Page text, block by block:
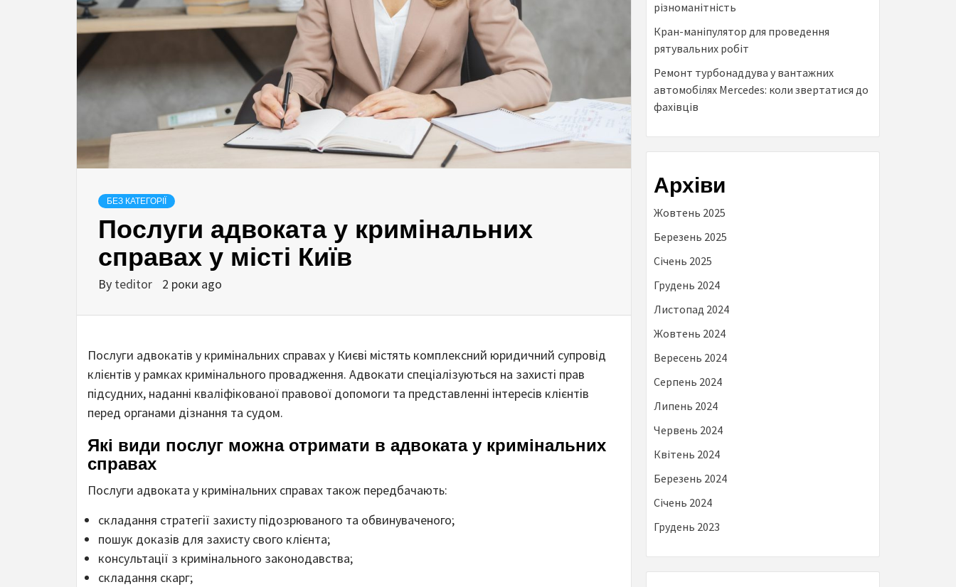
БЕЗ КАТЕГОРІЇ
Послуги адвоката у кримінальних
справах у місті Київ
By teditor 2 роки ago
Послуги адвокатів у кримінальних справах у Києві містять комплексний юридичний супровід
клієнтів у рамках кримінального провадження. Адвокати спеціалізуються на захисті прав
підсудних, наданні кваліфікованої правової допомоги та представленні інтересів клієнтів
перед органами дізнання та судом.
Які види послуг можна отримати в адвоката у кримінальних
справах
Послуги адвоката у кримінальних справах також передбачають:
складання стратегії захисту підозрюваного та обвинуваченого;
пошук доказів для захисту свого клієнта;
консультації з кримінального законодавства;
складання скарг;
різноманітність
Кран-маніпулятор для проведення
рятувальних робіт
Ремонт турбонаддува у вантажних
автомобілях Mercedes: коли звертатися до
фахівців
Архіви
Жовтень 2025
Березень 2025
Січень 2025
Грудень 2024
Листопад 2024
Жовтень 2024
Вересень 2024
Серпень 2024
Липень 2024
Червень 2024
Квітень 2024
Березень 2024
Січень 2024
Грудень 2023